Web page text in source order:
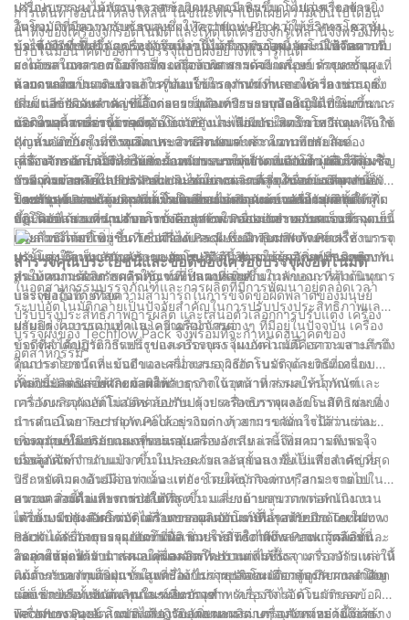
ต้องการในปัจจุบัน
การเดินทางอันน่าหลงใหลนี้ ในขณะที่เราเปิดเผยความเป็นไปได้อัน
น่าทึ่งของเครื่องจักรอัตโนมัติ และเหตุใดเครื่องจักรเหล่านี้จึงพร้อมที่จะ
ปรับโฉมอนาคตของการบรรจุแบบผงอย่างที่เรารู้กันดี
ปรับปรุงกระบวนการและลดข้อผิดพลาดมีเพิ่มขึ้น โดยเฉพาะอย่างยิ่ง
ในขอบเขตของการบรรจุแบบผง Techflow Pack ผู้ให้บริการโซลูชั่น
บรรจุภัณฑ์ชั้นนำ ตระหนักถึงแนวโน้มการเติบโตนี้ และมีเป้าหมายที่
จะตอบสนองความต้องการของอุตสาหกรรมด้วยเครื่องบรรจุผงขั้นสูงที่
หลากหลาย
เครื่องบรรจุผงได้พัฒนาจากระบบแมนนวลธรรมดาไปสู่เครื่องจักร
อัตโนมัติที่มีความซับซ้อนสูงซึ่งให้ความแม่นยำ ความเร็ว และความ
น่าเชื่อถือที่เพิ่มขึ้น เครื่องจักรเหล่านี้ได้รับการออกแบบมาให้จัดการกับ
ผงได้หลากหลาย รวมถึงเม็ด เครื่องเทศ สารเคมี และยา ด้วยความ
สามารถในการเติมผงลงในรูปแบบบรรจุภัณฑ์ที่หลากหลาย เช่น ถุง
ขวด ​​และซอง ผงเหล่านี้จึงกลายเป็นองค์ประกอบสำคัญในกระบวนการ
ผลิตในอุตสาหกรรมต่างๆ
ข้อได้เปรียบที่สำคัญประการหนึ่งของเครื่องบรรจุผงอัตโนมัติคือความ
สามารถในการลดโอกาสที่จะเกิดข้อผิดพลาดจากมนุษย์ การบรรจุผง
ด้วยตนเองเป็นกระบวนการที่ต้องใช้แรงงานมากและใช้เวลานาน ซึ่ง
เสี่ยงต่อข้อผิดพลาด เช่น การบรรจุเกินหรือบรรจุน้อยเกินไปในภาชนะ
ข้อผิดพลาดเหล่านี้อาจมีค่าใช้จ่ายสูง ไม่เพียงแต่ในแง่ของวัสดุเหลือใช้
เท่านั้น แต่ยังรวมถึงคุณภาพของผลิตภัณฑ์และความพึงพอใจของ
ลูกค้าด้วย ด้วยการทำให้กระบวนการบรรจุเป็นแบบอัตโนมัติ เครื่อง
บรรจุผงของ Techflow Pack จะช่วยลดความเสี่ยงของข้อผิดพลาด
ของมนุษย์ และรับประกันการเติมที่สม่ำเสมอและแม่นยำทุกครั้ง
นอกจากความแม่นยำแล้ว ความเร็วในการทำงานของเครื่องบรรจุผง
ยังเป็นอีกปัจจัยสำคัญที่เอื้อต่อความต้องการระบบอัตโนมัติที่เพิ่มขึ้น
กระบวนการบรรจุด้วยตนเองอาจช้าและไม่มีประสิทธิภาพ ส่งผลให้เกิด
ปัญหาคอขวดในการผลิตและการส่งมอบล่าช้า ในทางกลับกัน
เครื่องจักรอัตโนมัติได้รับการออกแบบมาให้ทำงานด้วยความเร็วสูง ซึ่ง
ช่วยเพิ่มผลผลิตและปริมาณงานได้อย่างมาก ด้วยเครื่องบรรจุผงของ
Techflow Pack ผู้ผลิตสามารถตอบสนองกำหนดเวลาการผลิตที่จำกัด
และตอบสนองความต้องการของลูกค้าในเรื่องเวลาตอบสนองที่รวดเร็ว
นอกจากนี้ เครื่องบรรจุผงอัตโนมัติยังมาพร้อมกับเทคโนโลยีและ
คุณสมบัติขั้นสูงที่ช่วยเพิ่มประสิทธิภาพและความอเนกประสงค์
เครื่องจักรเหล่านี้มีระบบชั่งน้ำหนักและตรวจวัดที่แม่นยำ เพื่อให้มั่นใจ
ว่ามีการจ่ายผงในปริมาณที่แน่นอนในแต่ละบรรจุภัณฑ์ นอกจากนี้ยัง
มาพร้อมกับส่วนควบคุมที่ตั้งโปรแกรมได้และหน้าจอสัมผัส ช่วยให้ผู้
ปฏิบัติงานสามารถปรับการตั้งค่าและตรวจสอบกระบวนการบรรจุแบบ
เรียลไทม์ได้อย่างง่ายดาย เครื่องบรรจุผงของ Techflow Pack สามารถ
ปรับแต่งให้เหมาะกับลักษณะผงและข้อกำหนดบรรจุภัณฑ์ที่แตกต่างกัน
ทำให้เหมาะสำหรับการใช้งานที่หลากหลาย
เนื่องจากความต้องการผลิตภัณฑ์ประเภทผงยังคงเติบโต ผู้ผลิตจึงเผชิญ
กับความท้าทายในการรักษาปริมาณการผลิตที่สูง ในขณะเดียวกันก็รับ
ประกันคุณภาพและความสม่ำเสมอของผลิตภัณฑ์ เครื่องบรรจุผง
อัตโนมัติ เช่น ที่นำเสนอโดย Techflow Pack จัดการกับความท้าทายนี้
ด้วยการจัดหาโซลูชันที่เชื่อถือได้และมีประสิทธิภาพ ด้วยการใช้
ประโยชน์จากพลังของระบบอัตโนมัติ ผู้ผลิตสามารถเพิ่มประสิทธิภาพ
กระบวนการผลิต ลดต้นทุน และปลดปล่อยศักยภาพของการดำเนินการ
บรรจุผงในท้ายที่สุด
โดยสรุป ความต้องการเทคโนโลยีการบรรจุผงแบบอัตโนมัติกำลังเพิ่ม
ขึ้น โดยได้แรงหนุนจากความต้องการความแม่นยำ ความเร็ว และ
ประสิทธิภาพที่เพิ่มขึ้น Techflow Pack ซึ่งมีกลุ่มผลิตภัณฑ์เครื่องบรรจุ
ผงขั้นสูง ถือเป็นแนวหน้าของการปฏิวัตินี้ ช่วยให้ผู้ผลิตสามารถตอบ
สนองความต้องการผลิตภัณฑ์ที่เป็นผงที่เพิ่มขึ้นในลักษณะที่คุ้มต้นทุน
และเชื่อถือได้ ด้วยความสามารถในการขจัดข้อผิดพลาดของมนุษย์
ปรับปรุงประสิทธิภาพการผลิต และเสนอตัวเลือกการปรับแต่ง เครื่อง
บรรจุผงของ Techflow Pack จึงพร้อมที่จะกำหนดอนาคตของ
อุตสาหกรรม
สำรวจคุณประโยชน์และข้อดีของเครื่องบรรจุผงอัตโนมัติ
ในอุตสาหกรรมบรรจุภัณฑ์และการผลิตที่มีการพัฒนาอยู่ตลอดเวลา
ระบบอัตโนมัติกลายเป็นปัจจัยสำคัญในการปรับปรุงประสิทธิภาพและ
ผลผลิต ในบรรดาเทคโนโลยีเครื่องจักรต่างๆ ที่มีอยู่ในปัจจุบัน เครื่อง
บรรจุผงได้ปฏิวัติวิธีแปรรูปและบรรจุผง ในบทความนี้ เราจะเจาะลึกถึง
คุณประโยชน์และข้อดีของเครื่องบรรจุผงอัตโนมัติ และวิธีที่เครื่อง
เหล่านี้ปลดปล่อยศักยภาพให้กับธุรกิจในอุตสาหกรรมบรรจุภัณฑ์
ปรับปรุงความแม่นยำและความสม่ำเสมอ:
ข้อดีที่สำคัญประการหนึ่งของเครื่องบรรจุผงอัตโนมัติคือความสามารถ
ในการตรวจวัดที่แม่นยำและสม่ำเสมอ วิธีการบรรจุด้วยตนเองแบบ
ดั้งเดิมมักส่งผลให้เกิดข้อผิดพลาดจากเจ้าหน้าที่ ส่งผลให้น้ำหนักและ
การวัดผลิตภัณฑ์ไม่สอดคล้องกัน ด้วยเครื่องบรรจุผงอัตโนมัติ เช่น ที่
นำเสนอโดย Techflow Pack ธุรกิจต่างๆ สามารถมั่นใจได้ว่าแต่ละ
บรรจุภัณฑ์มีปริมาณผงที่แน่นอน ลดของเสีย และเพิ่มความพึงพอใจ
ของลูกค้า
เพิ่มประสิทธิภาพและผลผลิต:
เครื่องบรรจุผงอัตโนมัติช่วยปรับปรุงประสิทธิภาพและประสิทธิผลของ
การดำเนินการบรรจุภัณฑ์ได้อย่างมาก ด้วยการขจัดการมีส่วนร่วม
ของมนุษย์ในกระบวนการบรรจุ เครื่องจักรเหล่านี้จึงสามารถบรรจุ
บรรจุภัณฑ์จำนวนมากขึ้นในระยะเวลาอันสั้นลง ซึ่งไม่เพียงแต่ช่วย
ประหยัดเวลาอันมีค่าเท่านั้น แต่ยังช่วยให้ธุรกิจต่างๆ สามารถตอบ
สนองความต้องการการผลิตที่สูงขึ้น และขยายขนาดการดำเนินงาน
ได้อย่างมีประสิทธิภาพ เครื่องบรรจุผงอัตโนมัติล้ำสมัยของ Techflow
Pack ได้รับการออกแบบมาเพื่อเพิ่มประสิทธิภาพกระบวนการผลิตและ
ลดการหยุดทำงาน ส่งผลให้ผลผลิตโดยรวมเพิ่มขึ้น
เพิ่มความปลอดภัยและสุขอนามัย:
เมื่อต้องจัดการกับแป้ง ความปลอดภัยและสุขอนามัยเป็นสิ่งสำคัญที่สุด
วิธีการเติมผงด้วยมืออาจเลอะเทอะ โดยผงมักจะหกหรือกระจายไปใน
อากาศ สิ่งนี้ไม่เพียงแต่ก่อให้เกิดความเสี่ยงด้านสุขภาพต่อพนักงาน
เท่านั้น แต่ยังส่งผลต่อคุณภาพของผลิตภัณฑ์ขั้นสุดท้ายอีกด้วย ในทาง
กลับกัน เครื่องบรรจุผงอัตโนมัติ ช่วยให้มั่นใจได้ถึงสภาพแวดล้อมที่
สะอาดและได้รับการควบคุมตลอดกระบวนการบรรจุ เครื่องจักรเหล่านี้
ติดตั้งระบบกักเก็บฝุ่นขั้นสูงที่ป้องกันการปล่อยผงออกสู่บรรยากาศโดย
รอบ ปกป้องทั้งพนักงานและผลิตภัณฑ์
ความคล่องตัวและการปรับตัว:
เครื่องบรรจุผงอัตโนมัติได้รับการออกแบบมาเพื่อรองรับประเภทผง
ขนาด และวัสดุบรรจุภัณฑ์ที่หลากหลาย Techflow Pack ผู้ผลิตชั้นนำ
ในอุตสาหกรรม นำเสนอเครื่องจักรที่ปรับแต่งได้ซึ่งสามารถปรับแต่งให้
เหมาะกับความต้องการเฉพาะได้ ไม่ว่าธุรกิจจะเกี่ยวข้องกับผงละเอียด
เม็ดเล็ก หรือแม้แต่ผลิตภัณฑ์ที่บรรจุยาก เครื่องจักรอัตโนมัติของ
Techflow Pack สามารถรองรับลักษณะผงต่างๆ และความต้องการ
ลดค่าใช้จ่าย:
แม้ว่าการลงทุนเริ่มแรกในเครื่องบรรจุผงอัตโนมัติอาจดูมีความสำคัญ
แต่ก็ช่วยประหยัดต้นทุนในระยะยาวสำหรับธุรกิจได้ ด้วยการลดข้อผิด
พลาดของมนุษย์ ลดของเสีย และเพิ่มผลผลิต เครื่องจักรเหล่านี้จึงสร้าง
เครื่องบรรจุผงอัตโนมัติได้ปฏิวัติอุตสาหกรรมบรรจุภัณฑ์อย่างไม่ต้อง